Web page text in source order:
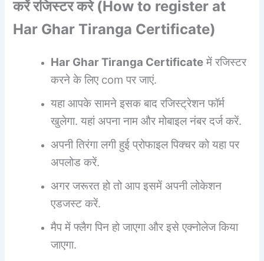
करें रजिस्टर करे (How to register at
Har Ghar Tiranga Certificate)
Har Ghar Tiranga Certificate में रजिस्टर
करने के लिए com पर जाएं.
यहा आपके सामने इसक बाद रजिस्ट्रेशन फॉर्म
खुलेगा. यहां अपना नाम और मोबाइल नंबर दर्ज करें.
अपनी तिरंगा लगी हुई प्रोफाइल पिक्चर को यहा पर
अपलोड करें.
अगर जरूरत हो तो आप इसमें अपनी लोकेशन
एडजस्ट करें.
मैप में फ्लैग पिन हो जाएगा और इसे एक्नोलेज किया
जाएगा.